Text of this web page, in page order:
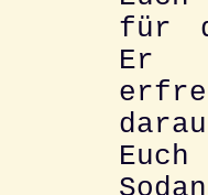
für
Er